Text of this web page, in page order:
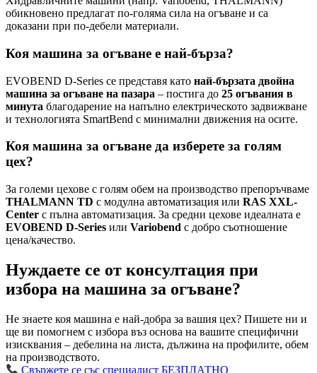
обикновено предлагат по-голяма сила на огъване и са
доказани при по-дебели материали.
Коя машина за огъване е най-бърза?
EVOBEND D-Series се представя като най-бързата двойна
машина за огъване на пазара – постига до 25 огъвания в
минута благодарение на напълно електрическото задвижване
и технологията SmartBend с минимални движения на осите.
Коя машина за огъване да изберете за голям
цех?
За големи цехове с голям обем на производство препоръчваме
THALMANN TD с модулна автоматизация или RAS XXL-
Center с пълна автоматизация. За средни цехове идеалната е
EVOBEND D-Series или Variobend с добро съотношение
цена/качество.
Нуждаете се от консултация при
избора на машина за огъване?
Не знаете коя машина е най-добра за вашия цех? Пишете ни и
ще ви помогнем с избора въз основа на вашите специфични
изисквания – дебелина на листа, дължина на профилите, обем
на производството.
Свържете се със специалист БЕЗПЛАТНО